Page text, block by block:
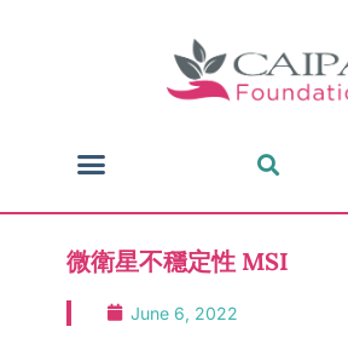
微衛星不穩定性 MSI
June 6, 2022